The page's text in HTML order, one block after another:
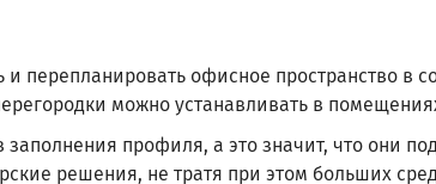
офисное пространство в
можно устанавливать в
профиля, а это значит, что они
решения, не тратя при этом больших